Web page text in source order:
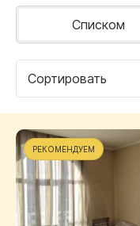
Сортировать
Списком
РЕКОМЕНДУЕМ